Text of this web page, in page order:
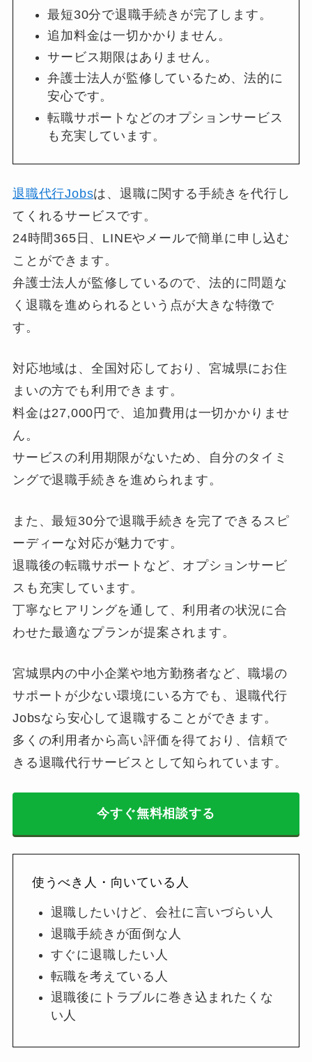
最短30分で退職手続きが完了します。
追加料金は一切かかりません。
サービス期限はありません。
弁護士法人が監修しているため、法的に
安心です。
転職サポートなどのオプションサービス
も充実しています。
退職代行Jobsは、退職に関する手続きを代行し
てくれるサービスです。
24時間365日、LINEやメールで簡単に申し込む
ことができます。
弁護士法人が監修しているので、法的に問題な
く退職を進められるという点が大きな特徴で
す。
対応地域は、全国対応しており、宮城県にお住
まいの方でも利用できます。
料金は27,000円で、追加費用は一切かかりませ
ん。
サービスの利用期限がないため、自分のタイミ
ングで退職手続きを進められます。
また、最短30分で退職手続きを完了できるスピ
ーディーな対応が魅力です。
退職後の転職サポートなど、オプションサービ
スも充実しています。
丁寧なヒアリングを通して、利用者の状況に合
わせた最適なプランが提案されます。
宮城県内の中小企業や地方勤務者など、職場の
サポートが少ない環境にいる方でも、退職代行
Jobsなら安心して退職することができます。
多くの利用者から高い評価を得ており、信頼で
きる退職代行サービスとして知られています。
今すぐ無料相談する
使うべき人・向いている人
退職したいけど、会社に言いづらい人
退職手続きが面倒な人
すぐに退職したい人
転職を考えている人
退職後にトラブルに巻き込まれたくな
い人